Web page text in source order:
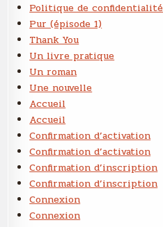
Politique de confidentialité
Pur (épisode 1)
Thank You
Un livre pratique
Un roman
Une nouvelle
Accueil
Accueil
Confirmation d’activation
Confirmation d’activation
Confirmation d’inscription
Confirmation d’inscription
Connexion
Connexion